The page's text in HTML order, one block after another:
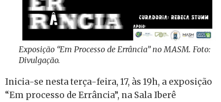
Exposição “Em Processo de Errância” no MASM. Foto:
Divulgação.
Inicia-se nesta terça-feira, 17, às 19h, a exposição
“Em processo de Errância”, na Sala Iberê